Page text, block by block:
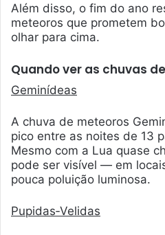
Além disso, o fim do ano
meteoros que prometem
olhar para cima.
Quando ver as chuvas
Geminídeas
A chuva de meteoros
pico entre as noites de 13
Mesmo com a Lua quase
pode ser visível — em
pouca poluição luminosa.
Pupidas‑Velidas